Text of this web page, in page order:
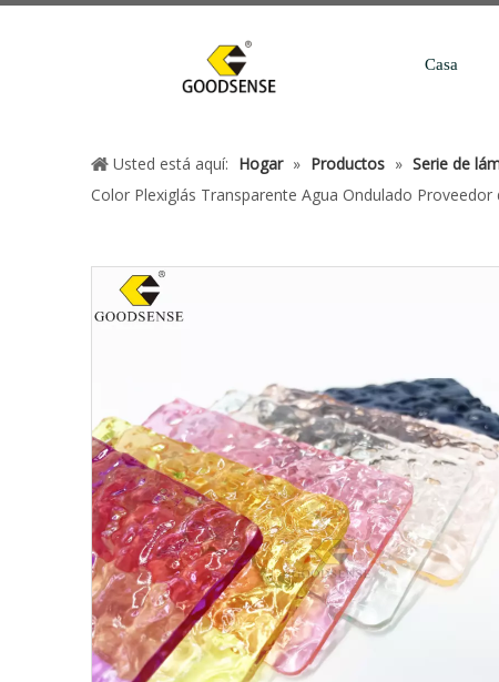
Casa
Usted está aquí: Hogar » Productos » Serie de
Color Plexiglás Transparente Agua Ondulado Proveedor